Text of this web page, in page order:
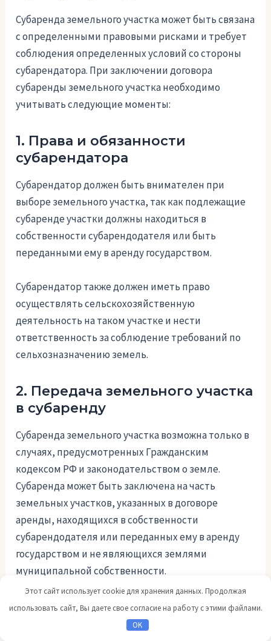
Субаренда земельного участка может быть связана
с определенными правовыми рисками и требует
соблюдения определенных условий со стороны
субарендатора. При заключении договора
субаренды земельного участка необходимо
учитывать следующие моменты:
1. Права и обязанности
субарендатора
Субарендатор должен быть внимателен при
выборе земельного участка, так как подлежащие
субаренде участки должны находиться в
собственности субарендодателя или быть
переданными ему в аренду государством.
Субарендатор также должен иметь право
осуществлять сельскохозяйственную
деятельность на таком участке и нести
ответственность за соблюдение требований по
сельхозназначению земель.
2. Передача земельного участка
в субаренду
Субаренда земельного участка возможна только в
случаях, предусмотренных Гражданским
кодексом РФ и законодательством о земле.
Субаренда может быть заключена на часть
земельных участков, указанных в договоре
аренды, находящихся в собственности
субарендодателя или переданных ему в аренду
государством и не являющихся землями
муниципальной собственности.
Передача земельного участка в субаренду
осуществляется на основании заключенного
Этот сайт использует cookie для хранения данных. Продолжая
использовать сайт, Вы даете свое согласие на работу с этими файлами.
OK